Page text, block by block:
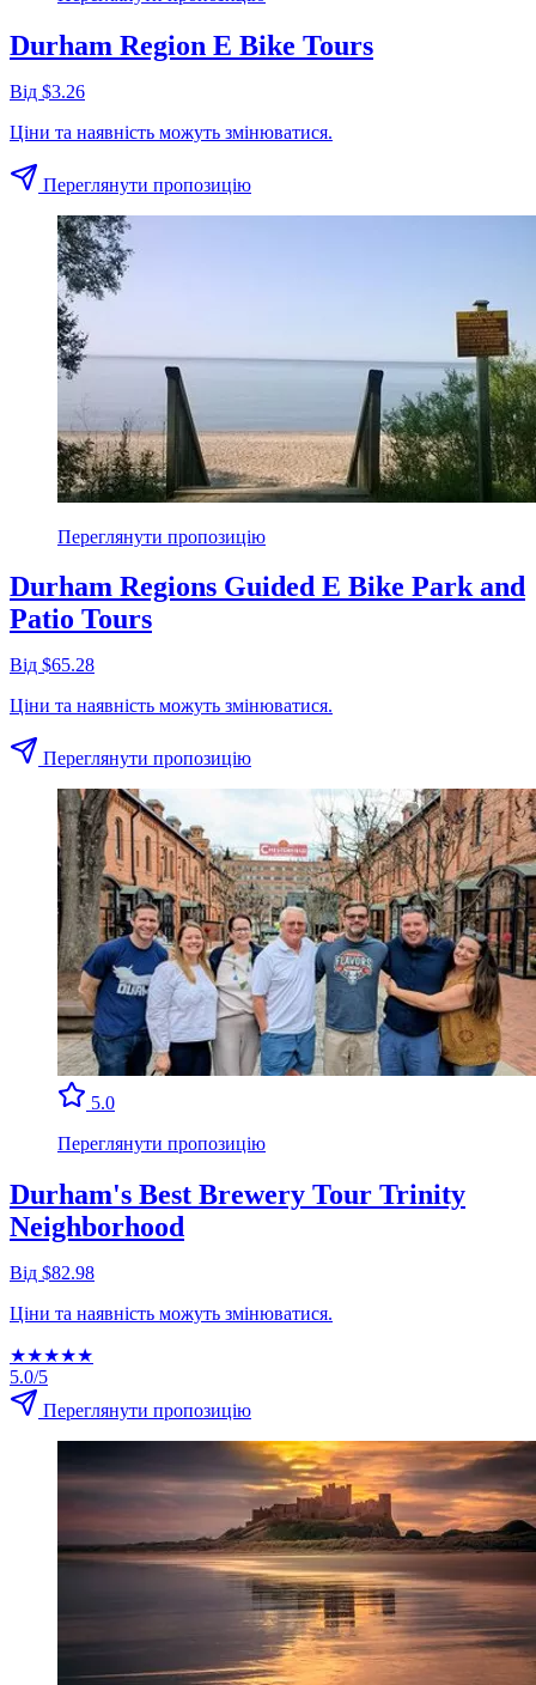
Durham Region E Bike Tours
Від $3.26
Ціни та наявність можуть змінюватися.
Переглянути пропозицію
Переглянути пропозицію
Durham Regions Guided E Bike Park and
Patio Tours
Від $65.28
Ціни та наявність можуть змінюватися.
Переглянути пропозицію
5.0
Переглянути пропозицію
Durham's Best Brewery Tour Trinity
Neighborhood
Від $82.98
Ціни та наявність можуть змінюватися.
★★★★★
5.0/5
Переглянути пропозицію